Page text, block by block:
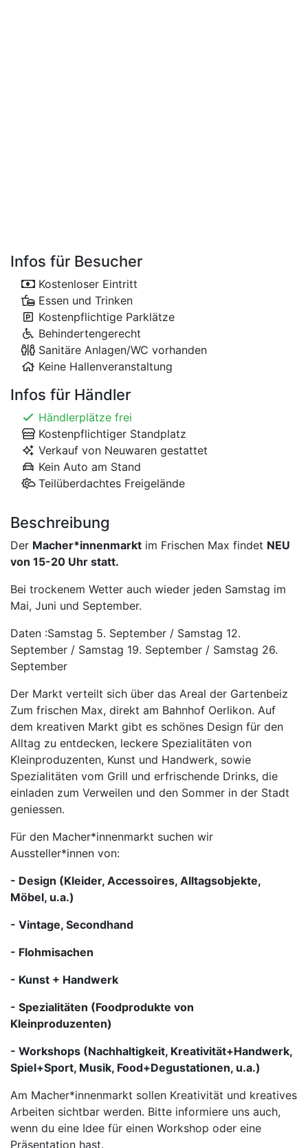
Infos für Besucher
Kostenloser Eintritt
Essen und Trinken
Kostenpflichtige Parklätze
Behindertengerecht
Sanitäre Anlagen/WC vorhanden
Keine Hallenveranstaltung
Infos für Händler
Händlerplätze frei
Kostenpflichtiger Standplatz
Verkauf von Neuwaren gestattet
Kein Auto am Stand
Teilüberdachtes Freigelände
Beschreibung
Der Macher*innenmarkt im Frischen Max findet NEU
von 15-20 Uhr statt.
Bei trockenem Wetter auch wieder jeden Samstag im
Mai, Juni und September.
Daten :Samstag 5. September / Samstag 12.
September / Samstag 19. September / Samstag 26.
September
Der Markt verteilt sich über das Areal der Gartenbeiz
Zum frischen Max, direkt am Bahnhof Oerlikon. Auf
dem kreativen Markt gibt es schönes Design für den
Alltag zu entdecken, leckere Spezialitäten von
Kleinproduzenten, Kunst und Handwerk, sowie
Spezialitäten vom Grill und erfrischende Drinks, die
einladen zum Verweilen und den Sommer in der Stadt
geniessen.
Für den Macher*innenmarkt suchen wir
Aussteller*innen von:
- Design (Kleider, Accessoires, Alltagsobjekte,
Möbel, u.a.)
- Vintage, Secondhand
- Flohmisachen
- Kunst + Handwerk
- Spezialitäten (Foodprodukte von
Kleinproduzenten)
- Workshops (Nachhaltigkeit, Kreativität+Handwerk,
Spiel+Sport, Musik, Food+Degustationen, u.a.)
Am Macher*innenmarkt sollen Kreativität und kreatives
Arbeiten sichtbar werden. Bitte informiere uns auch,
wenn du eine Idee für einen Workshop oder eine
Präsentation hast.